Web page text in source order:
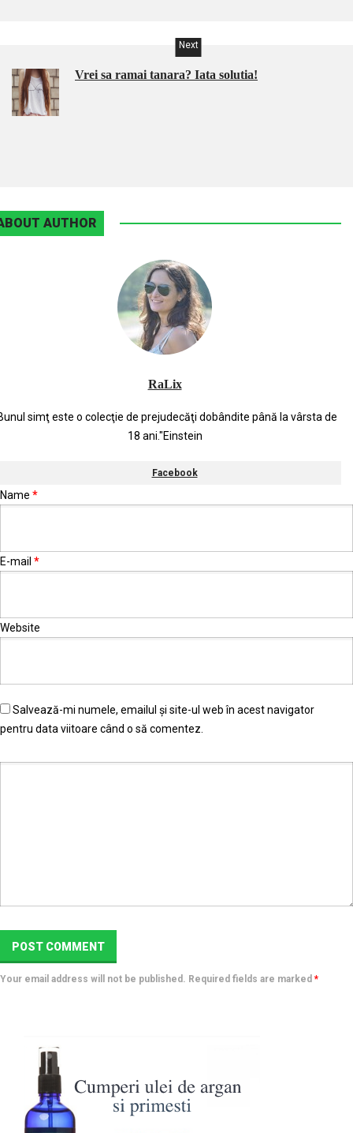
Next
Vrei sa ramai tanara? Iata solutia!
AUTHOR
RaLix
simţ este o colecţie de prejudecăţi dobândite până la vârsta de
18 ani."Einstein
Facebook
Name *
E-mail *
Website
Salvează-mi numele, emailul și site-ul web în acest navigator
pentru data viitoare când o să comentez.
Your email address will not be published. Required fields are marked *